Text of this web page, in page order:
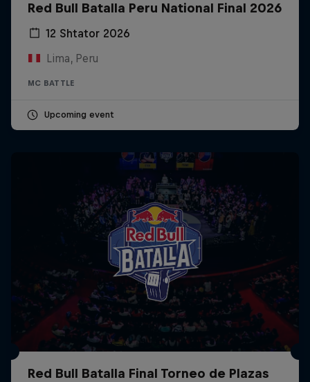
Red Bull Batalla Peru National Final 2026
12 Shtator 2026
Lima, Peru
MC BATTLE
Upcoming event
Red Bull Batalla Final Torneo de Plazas